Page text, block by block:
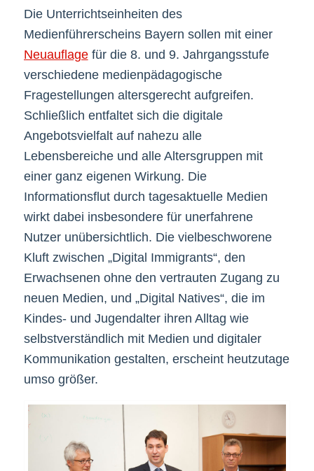
Die Unterrichtseinheiten des
Medienführerscheins Bayern sollen mit einer
Neuauflagefür die 8. und 9. Jahrgangsstufe
verschiedene medienpädagogische
Fragestellungen altersgerecht aufgreifen.
Schließlich entfaltet sich die digitale
Angebotsvielfalt auf nahezu alle
Lebensbereiche und alle Altersgruppen mit
einer ganz eigenen Wirkung. Die
Informationsflut durch tagesaktuelle Medien
wirkt dabei insbesondere für unerfahrene
Nutzer unübersichtlich. Die vielbeschworene
Kluft zwischen „Digital Immigrants“, den
Erwachsenen ohne den vertrauten Zugang zu
neuen Medien, und „Digital Natives“, die im
Kindes- und Jugendalter ihren Alltag wie
selbstverständlich mit Medien und digitaler
Kommunikation gestalten, erscheint heutzutage
umso größer.